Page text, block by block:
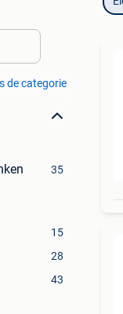
de categorie
35
15
28
43